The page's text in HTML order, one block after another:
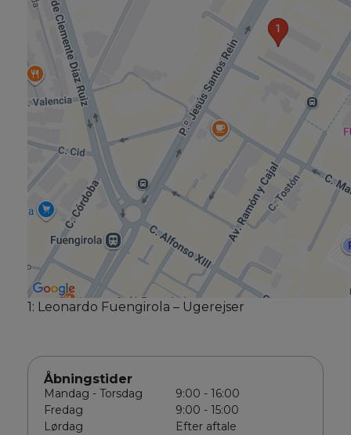
1: Leonardo Fuengirola – Ugerejser
Åbningstider
Mandag - Torsdag
Fredag
Lørdag
9:00 - 16:00
9:00 - 15:00
Efter aftale